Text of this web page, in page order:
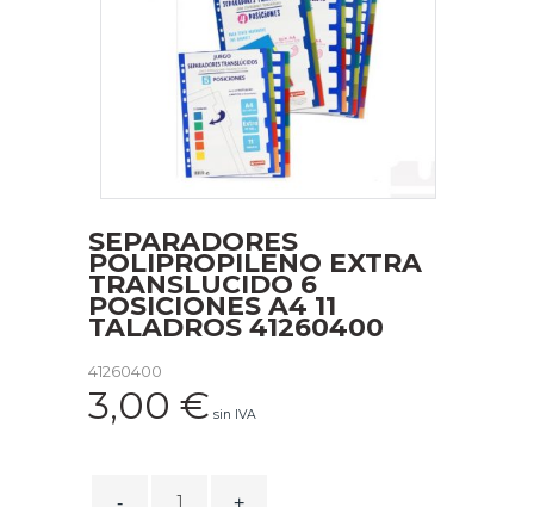
SEPARADORES
POLIPROPILENO EXTRA
TRANSLUCIDO 6
POSICIONES A4 11
TALADROS 41260400
41260400
3,00 € sin IVA